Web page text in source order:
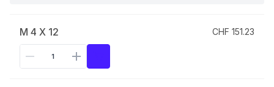
M 4 X 12 CHF 151.23